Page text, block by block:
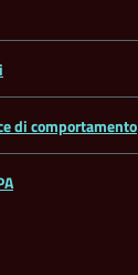
di comportamento